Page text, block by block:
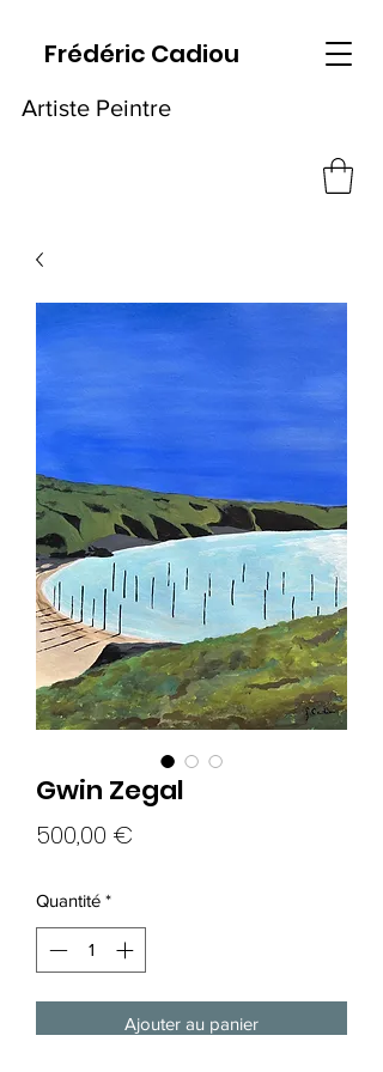
Frédéric Cadiou
Artiste Peintre
Gwin Zegal
500,00 €
Quantité *
Ajouter au panier